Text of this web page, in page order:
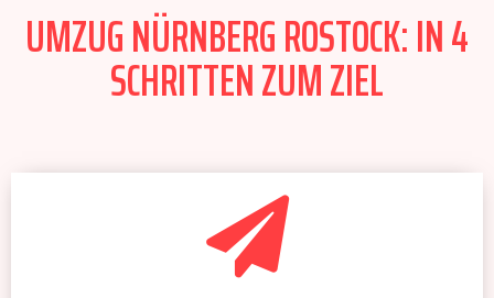
UMZUG NÜRNBERG ROSTOCK: IN 4
SCHRITTEN ZUM ZIEL